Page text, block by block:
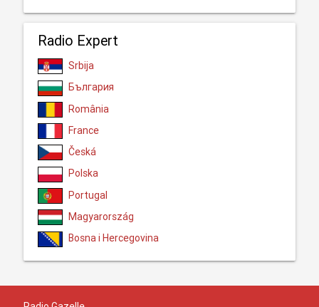
Radio Expert
Srbija
България
România
France
Česká
Polska
Portugal
Magyarország
Bosna i Hercegovina